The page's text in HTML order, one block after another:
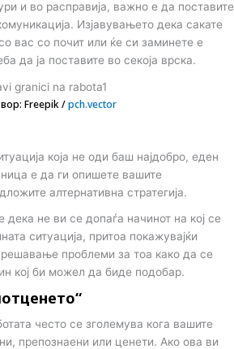
и во расправија, важно е да поставите
Изјавувањето дека сакате
вас со почит или ќе си заминете е
да ја поставите во секоја врска.
Freepik /pch.vector
која не оди баш најдобро, еден
е да ги опишете вашите
алтернативна стратегија.
дека не ви се допаѓа начинот на кој се
ситуација, притоа покажувајќи
проблеми за тоа како да се
кој би можел да биде подобар.
често се зголемува кога вашите
препознаени или ценети. Ако ова ви